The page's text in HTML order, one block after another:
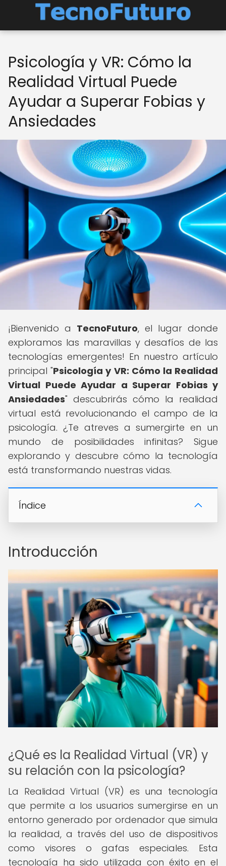
Psicología y VR: Cómo la
Realidad Virtual Puede
Ayudar a Superar Fobias y
Ansiedades
¡Bienvenido a TecnoFuturo, el lugar donde
exploramos las maravillas y desafíos de las
tecnologías emergentes! En nuestro artículo
principal "Psicología y VR: Cómo la Realidad
Virtual Puede Ayudar a Superar Fobias y
Ansiedades" descubrirás cómo la realidad
virtual está revolucionando el campo de la
psicología. ¿Te atreves a sumergirte en un
mundo de posibilidades infinitas? Sigue
explorando y descubre cómo la tecnología
está transformando nuestras vidas.
Índice
Introducción
¿Qué es la Realidad Virtual (VR) y
su relación con la psicología?
La Realidad Virtual (VR) es una tecnología
que permite a los usuarios sumergirse en un
entorno generado por ordenador que simula
la realidad, a través del uso de dispositivos
como visores o gafas especiales. Esta
tecnología ha sido utilizada con éxito en el